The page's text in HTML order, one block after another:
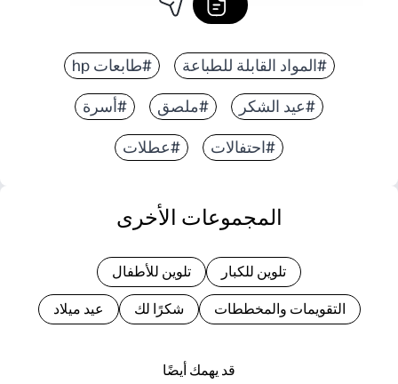
#المواد القابلة للطباعة #طابعات hp
#عيد الشكر #ملصق #أسرة
#احتفالات #عطلات
قد يهمك أيضًا
المجموعات الأخرى
تلوين للكبار تلوين للأطفال
التقويمات والمخططات شكرًا لك عيد ميلاد